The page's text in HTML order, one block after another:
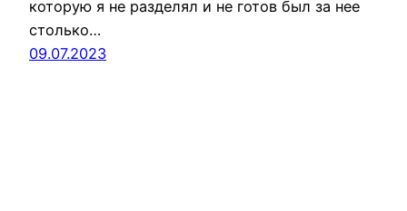
которую я не разделял и не готов был за нее
столько…
09.07.2023